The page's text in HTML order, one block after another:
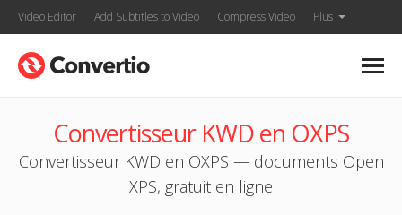
Video Editor Add Subtitles to Video Compress Video Plus
Convertisseur KWD en OXPS
Convertisseur KWD en OXPS — documents Open
XPS, gratuit en ligne